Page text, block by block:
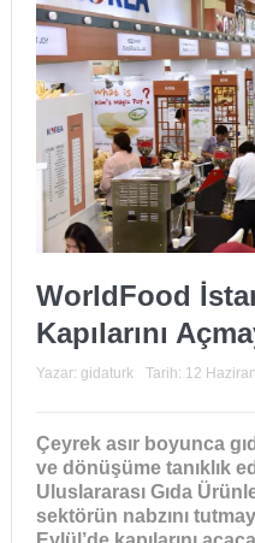
WorldFood
Kapılarını
Yazar: gidaturk Tarih: 12
Çeyrek asır boyunca
ve dönüşüme tanıklık
Uluslararası Gıda
sektörün nabzını